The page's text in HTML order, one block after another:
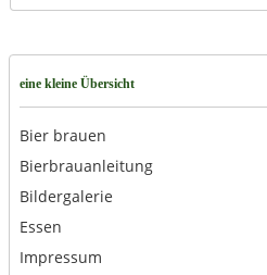
eine kleine Übersicht
Bier brauen
Bierbrauanleitung
Bildergalerie
Essen
Impressum